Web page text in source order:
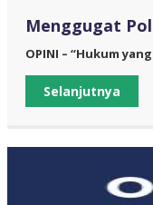
Menggugat
OPINI – “Hukum
Selanjutnya